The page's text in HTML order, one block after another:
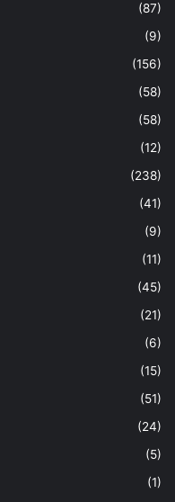
(87)
(9)
(156)
(58)
(58)
(12)
(238)
(41)
(9)
(11)
(45)
(21)
(6)
(15)
(51)
(24)
(5)
(1)